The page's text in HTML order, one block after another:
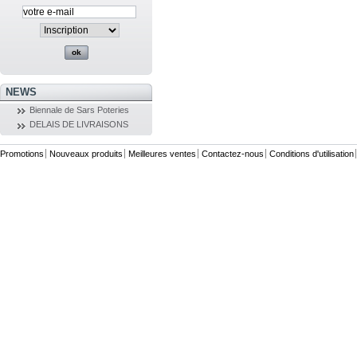
NEWS
Biennale de Sars Poteries
DELAIS DE LIVRAISONS
Promotions Nouveaux produits Meilleures ventes Contactez-nous Conditions d'utilisation